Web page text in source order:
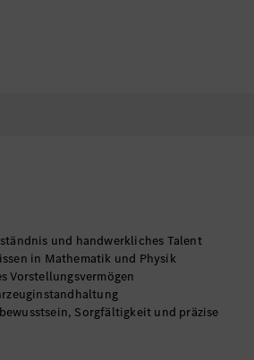
und handwerkliches Talent
in Mathematik und Physik
Vorstellungsvermögen
Sorgfältigkeit und präzise